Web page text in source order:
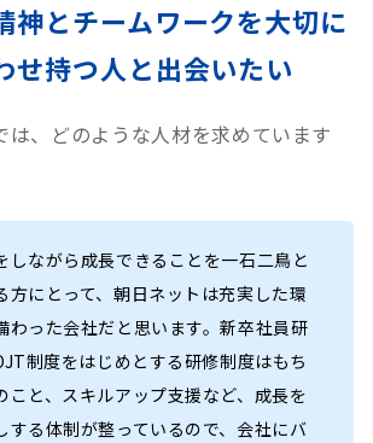
神とチームワークを大切に
せ持つ人と出会いたい
は、どのような人材を求めています
しながら成長できることを一石二鳥と
方にとって、朝日ネットは充実した環
わった会社だと思います。新卒社員研
制度をはじめとする研修制度はもち
こと、スキルアップ支援など、成長を
する体制が整っているので、会社にバ